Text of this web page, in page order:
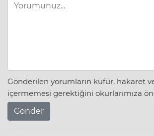
Gönderilen yorumların küfür, hakaret
içermemesi gerektiğini okurlarımıza
Gönder